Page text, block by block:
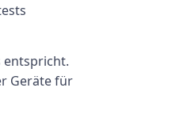
entspricht.
Geräte für